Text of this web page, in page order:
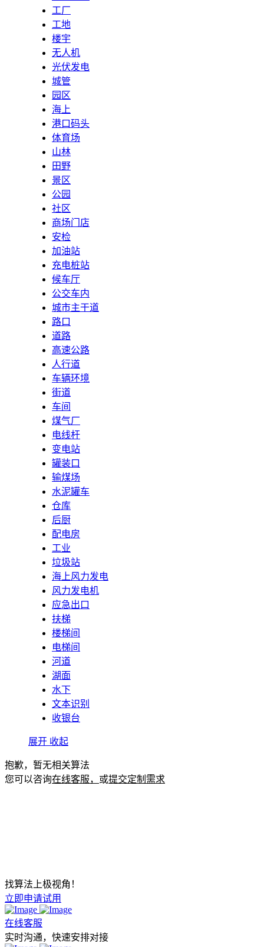
工厂
工地
楼宇
无人机
光伏发电
城管
园区
海上
港口码头
体育场
山林
田野
景区
公园
社区
商场门店
安检
加油站
充电桩站
候车厅
公交车内
城市主干道
路口
道路
高速公路
人行道
车辆环境
街道
车间
煤气厂
电线杆
变电站
罐装口
输煤场
水泥罐车
仓库
后厨
配电房
工业
垃圾站
海上风力发电
风力发电机
应急出口
扶梯
楼梯间
电梯间
河道
湖面
水下
文本识别
收银台
展开 收起
抱歉，暂无相关算法
您可以咨询在线客服， 或提交定制需求
找算法上极视角！
立即申请试用
在线客服
实时沟通，快速安排对接